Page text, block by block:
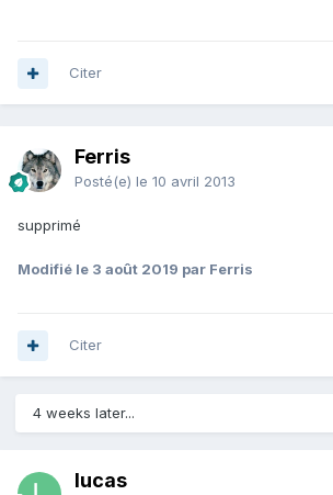
Citer
Ferris
Posté(e) le 10 avril 2013
supprimé
Modifié le 3 août 2019 par Ferris
Citer
4 weeks later...
lucas